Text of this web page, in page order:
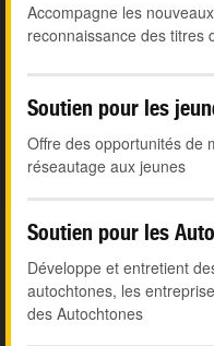
Accompagne les
reconnaissance des titres
Soutien pour les
Offre des opportunités de
réseautage aux jeunes
Soutien pour les
Développe et entretient
autochtones, les
des Autochtones